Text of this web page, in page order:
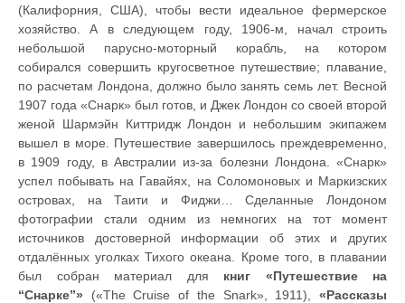
(Калифорния, США), чтобы вести идеальное фермерское
хозяйство. А в следующем году, 1906-м, начал строить
небольшой парусно-моторный корабль, на котором
собирался совершить кругосветное путешествие; плавание,
по расчетам Лондона, должно было занять семь лет. Весной
1907 года «Снарк» был готов, и Джек Лондон со своей второй
женой Шармэйн Киттридж Лондон и небольшим экипажем
вышел в море. Путешествие завершилось преждевременно,
в 1909 году, в Австралии из-за болезни Лондона. «Снарк»
успел побывать на Гавайях, на Соломоновых и Маркизских
островах, на Таити и Фиджи… Сделанные Лондоном
фотографии стали одним из немногих на тот момент
источников достоверной информации об этих и других
отдалённых уголках Тихого океана. Кроме того, в плавании
был собран материал для книг «Путешествие на
“Снарке”» («The Cruise of the Snark», 1911), «Рассказы